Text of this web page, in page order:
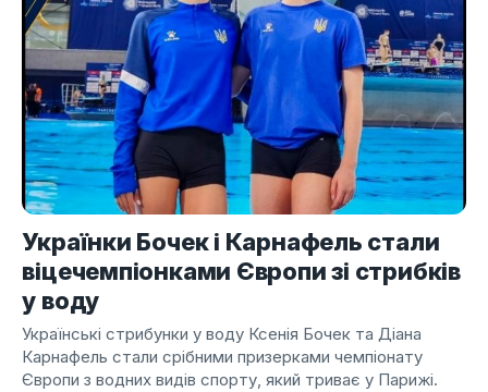
Українки Бочек і Карнафель стали
віцечемпіонками Європи зі стрибків
у воду
Українські стрибунки у воду Ксенія Бочек та Діана
Карнафель стали срібними призерками чемпіонату
Європи з водних видів спорту, який триває у Парижі.